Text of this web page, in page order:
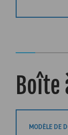
MODÈLE DE